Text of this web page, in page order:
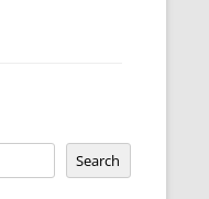
Search